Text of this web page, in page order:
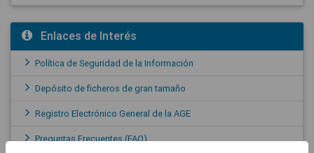
Enlaces de Interés
Política de Seguridad de la Información
Depósito de ficheros de gran tamaño
Registro Electrónico General de la AGE
Preguntas Frecuentes (FAQ)